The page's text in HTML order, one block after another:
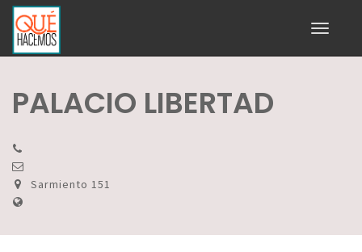
Toggle
PALACIO LIBERTAD
Sarmiento 151